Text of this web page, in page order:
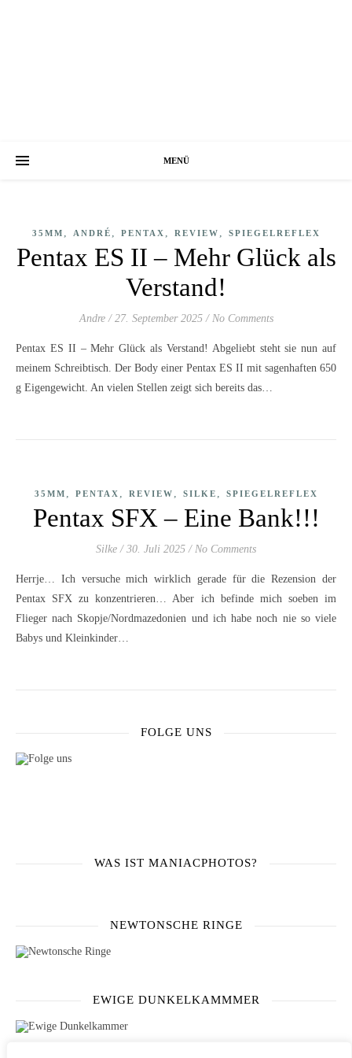
MENÜ
35MM , ANDRÉ , PENTAX , REVIEW , SPIEGELREFLEX
Pentax ES II – Mehr Glück als
Verstand!
Andre / 27. September 2025 / No Comments
Pentax ES II – Mehr Glück als Verstand! Abgeliebt steht sie nun auf
meinem Schreibtisch. Der Body einer Pentax ES II mit sagenhaften 650
g Eigengewicht. An vielen Stellen zeigt sich bereits das…
35MM , PENTAX , REVIEW , SILKE , SPIEGELREFLEX
Pentax SFX – Eine Bank!!!
Silke / 30. Juli 2025 / No Comments
Herrje… Ich versuche mich wirklich gerade für die Rezension der
Pentax SFX zu konzentrieren… Aber ich befinde mich soeben im
Flieger nach Skopje/Nordmazedonien und ich habe noch nie so viele
Babys und Kleinkinder…
FOLGE UNS
WAS IST MANIACPHOTOS?
NEWTONSCHE RINGE
EWIGE DUNKELKAMMMER